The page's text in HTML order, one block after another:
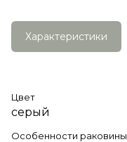
Характеристики
Цвет
серый
Особенности раковины